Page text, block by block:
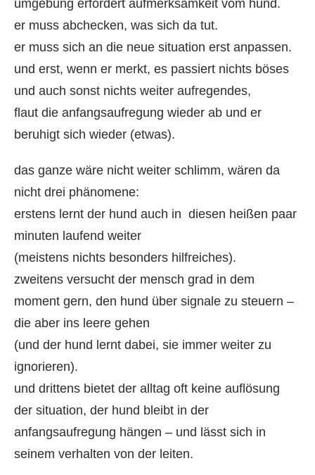
umgebung erfordert aufmerksamkeit vom hund.
er muss abchecken, was sich da tut.
er muss sich an die neue situation erst anpassen.
und erst, wenn er merkt, es passiert nichts böses
und auch sonst nichts weiter aufregendes,
flaut die anfangsaufregung wieder ab und er
beruhigt sich wieder (etwas).
das ganze wäre nicht weiter schlimm, wären da
nicht drei phänomene:
erstens lernt der hund auch in diesen heißen paar
minuten laufend weiter
(meistens nichts besonders hilfreiches).
zweitens versucht der mensch grad in dem
moment gern, den hund über signale zu steuern –
die aber ins leere gehen
(und der hund lernt dabei, sie immer weiter zu
ignorieren).
und drittens bietet der alltag oft keine auflösung
der situation, der hund bleibt in der
anfangsaufregung hängen – und lässt sich in
seinem verhalten von der leiten.